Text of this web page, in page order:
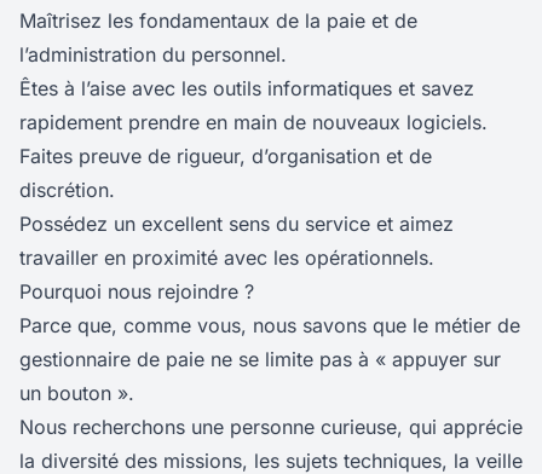
Maîtrisez les fondamentaux de la paie et de
l’administration du personnel.
Êtes à l’aise avec les outils informatiques et savez
rapidement prendre en main de nouveaux logiciels.
Faites preuve de rigueur, d’organisation et de
discrétion.
Possédez un excellent sens du service et aimez
travailler en proximité avec les opérationnels.
Pourquoi nous rejoindre ?
Parce que, comme vous, nous savons que le métier de
gestionnaire de paie ne se limite pas à « appuyer sur
un bouton ».
Nous recherchons une personne curieuse, qui apprécie
la diversité des missions, les sujets techniques, la veille